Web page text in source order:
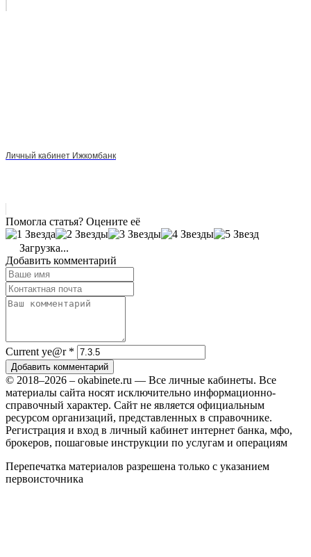
Личный кабинет Ижкомбанк
Помогла статья? Оцените её
Загрузка...
Добавить комментарий
Current ye@r *
Добавить комментарий
© 2018–2026 – okabinete.ru — Все личные кабинеты. Все
материалы сайта носят исключительно информационно-
справочный характер. Сайт не является официальным
ресурсом организаций, представленных в справочнике.
Регистрация и вход в личный кабинет интернет банка, мфо,
брокеров, пошаговые инструкции по услугам и операциям
Перепечатка материалов разрешена только с указанием
первоисточника